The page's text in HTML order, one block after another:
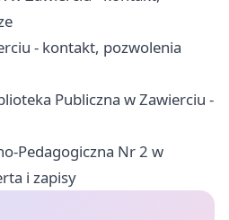
- kontakt, pozwolenia
Publiczna w Zawierciu -
Pedagogiczna Nr 2 w
i zapisy